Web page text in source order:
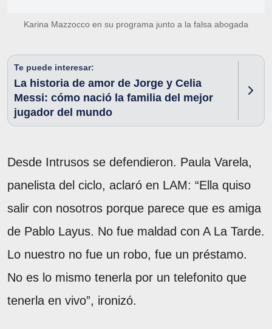
Karina Mazzocco en su programa junto a la falsa abogada
Te puede interesar:
La historia de amor de Jorge y Celia
Messi: cómo nació la familia del mejor
jugador del mundo
Desde Intrusos se defendieron. Paula Varela,
panelista del ciclo, aclaró en LAM: “Ella quiso
salir con nosotros porque parece que es amiga
de Pablo Layus. No fue maldad con A La Tarde.
Lo nuestro no fue un robo, fue un préstamo.
No es lo mismo tenerla por un telefonito que
tenerla en vivo”, ironizó.